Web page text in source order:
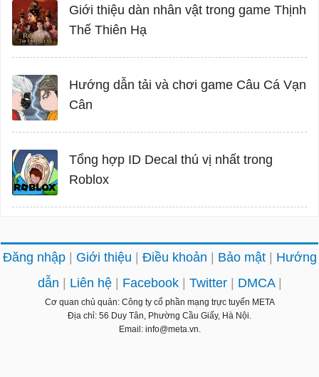
Giới thiệu dàn nhân vật trong game Thịnh
Thế Thiên Hạ
Hướng dẫn tải và chơi game Câu Cá Vạn
Cân
Tổng hợp ID Decal thú vị nhất trong
Roblox
Đăng nhập Giới thiệu Điều khoản Bảo mật
Hướng
dẫn
Liên hệ Facebook Twitter DMCA
Cơ quan chủ quản: Công ty cổ phần mạng trực tuyến META
Địa chỉ: 56 Duy Tân, Phường Cầu Giấy, Hà Nội.
Email: info@meta.vn.